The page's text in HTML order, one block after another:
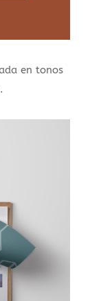
en tonos